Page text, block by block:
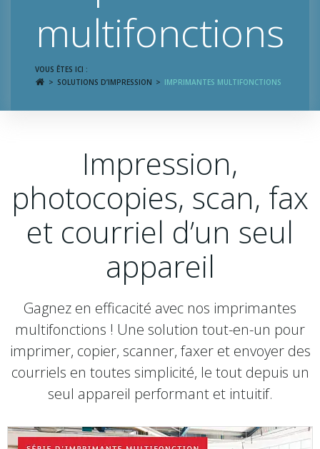
multifonctions
VOUS ÊTES ICI :
SOLUTIONS D’IMPRESSION
IMPRIMANTES MULTIFONCTIONS
Impression,
photocopies, scan, fax
et courriel d’un seul
appareil
Gagnez en efficacité avec nos imprimantes
multifonctions ! Une solution tout-en-un pour
imprimer, copier, scanner, faxer et envoyer des
courriels en toutes simplicité, le tout depuis un
seul appareil performant et intuitif.